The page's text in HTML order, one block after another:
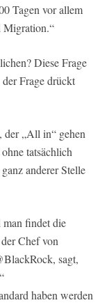
Tagen vor allem
Migration.“
Diese Frage
Frage drückt
der „All in“ gehen
tatsächlich
anderer Stelle
man findet die
Chef von
sagt,
haben werden